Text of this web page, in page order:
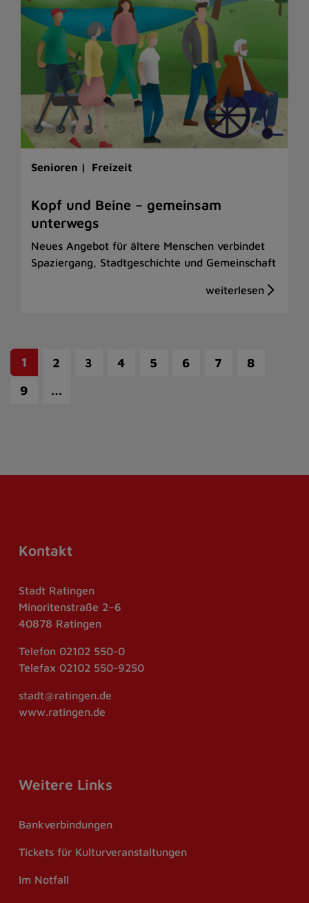
Senioren | Freizeit
Kopf und Beine – gemeinsam
unterwegs
Neues Angebot für ältere Menschen verbindet
Spaziergang, Stadtgeschichte und Gemeinschaft
1 2 3 4 5 6 7
8
9
…
Kontakt
Stadt Ratingen
Minoritenstraße 2–6
40878 Ratingen
Telefon 02102 550-0
Telefax 02102 550-9250
stadt@ratingen.de
www.ratingen.de
Weitere Links
Bankverbindungen
Tickets für Kulturveranstaltungen
Im Notfall